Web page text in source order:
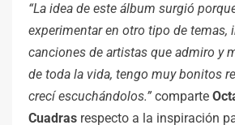
“La idea de este álbum surgió
experimentar en otro tipo de temas,
canciones de artistas que admiro y
de toda la vida, tengo muy bonitos
crecí escuchándolos.” comparte
Cuadras respecto a la inspiración